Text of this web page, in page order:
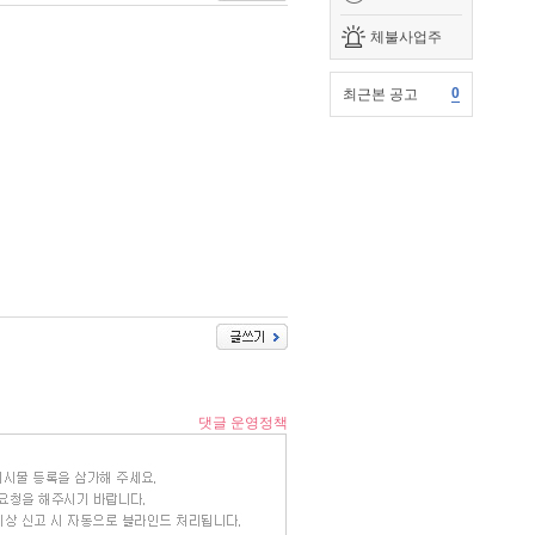
체불사업주
최근본 공고 0